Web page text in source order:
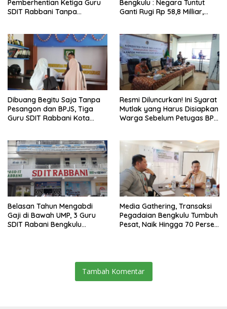
Pemberhentian Ketiga Guru
SDIT Rabbani Tanpa
Bengkulu : Negara Tuntut
Ganti Rugi Rp 58,8 Milliar,
Dibuang Begitu Saja Tanpa
Pesangon dan BPJS, Tiga
Guru SDIT Rabbani Kota
Resmi Diluncurkan! Ini Syarat
Mutlak yang Harus Disiapkan
Warga Sebelum Petugas BPN
Belasan Tahun Mengabdi
Gaji di Bawah UMP, 3 Guru
SDIT Rabani Bengkulu
Media Gathering, Transaksi
Pegadaian Bengkulu Tumbuh
Pesat, Naik Hingga 70 Persen
Tambah Komentar